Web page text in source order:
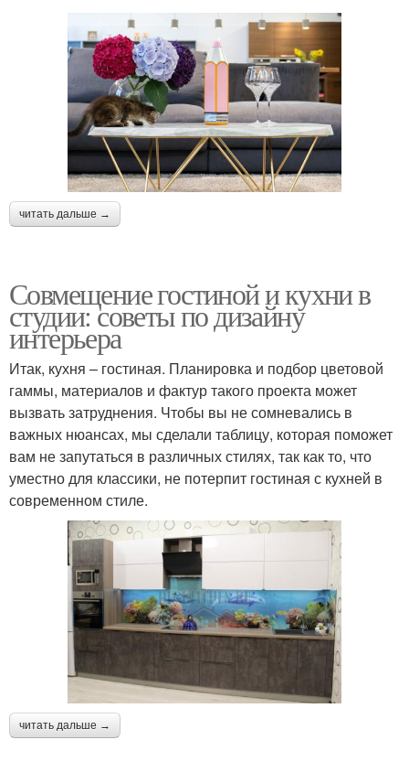
читать дальше →
Совмещение гостиной и кухни в
студии: советы по дизайну
интерьера
Итак, кухня – гостиная. Планировка и подбор цветовой
гаммы, материалов и фактур такого проекта может
вызвать затруднения. Чтобы вы не сомневались в
важных нюансах, мы сделали таблицу, которая поможет
вам не запутаться в различных стилях, так как то, что
уместно для классики, не потерпит гостиная с кухней в
современном стиле.
читать дальше →